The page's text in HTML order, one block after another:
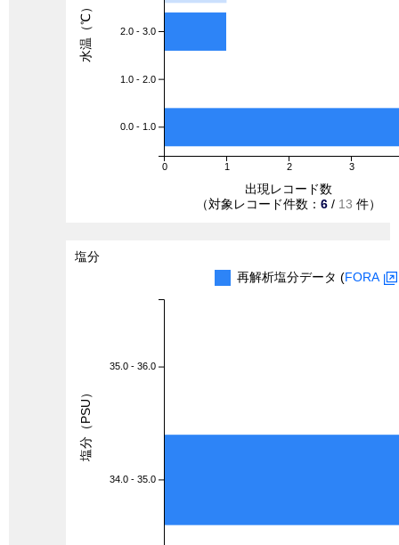
0 1 2 3
2.0 - 3.0
1.0 - 2.0
0.0 - 1.0
出現レコード数
（対象レコード件数： 6 / 13 件）
水温（℃）
塩分
再解析塩分データ (FORA
35.0 - 36.0
34.0 - 35.0
塩分（PSU）